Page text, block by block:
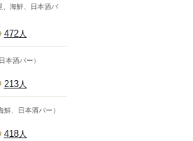
、海鮮、日本酒バ
472人
本酒バー）
213人
鮮、日本酒バー）
418人